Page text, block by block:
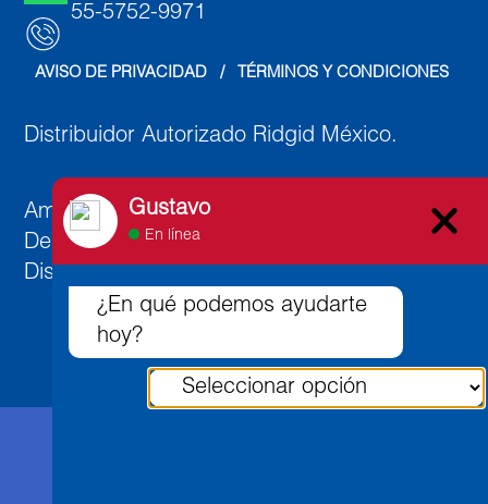
55-5752-9971
AVISO DE PRIVACIDAD
   /
TÉRMINOS Y CONDICIONES
Distribuidor Autorizado Ridgid México.
Ambato 891, Col. Lindavista Norte, C.P. 07300,
Deleg. Gustavo A. Madero,
Distrito Federal, México.
Gustavo
En línea
¿En qué podemos ayudarte
hoy?